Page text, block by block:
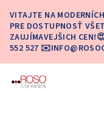
obsah
VITAJTE NA
PRE DOSTUPNOSŤ
ZAUJÍMAVEJŠICH
552 527